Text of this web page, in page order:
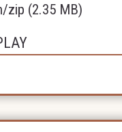
zip (2.35 MB)